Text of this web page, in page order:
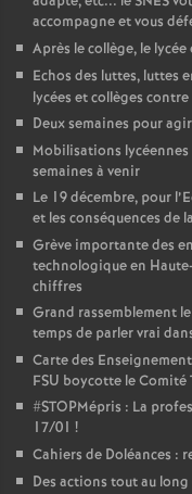
accompagne et vous
Après le collège, le
Echos des luttes, luttes
lycées et collèges
Deux semaines pour
Mobilisations
semaines à venir
Le 19 décembre, pour
et les conséquences de
Grève importante des
technologique en
chiffres
Grand rassemblement
temps de parler vrai
Carte des
FSU boycotte le Comité
#STOPMépris : La
17/01 !
Cahiers de Doléances :
Des actions tout au